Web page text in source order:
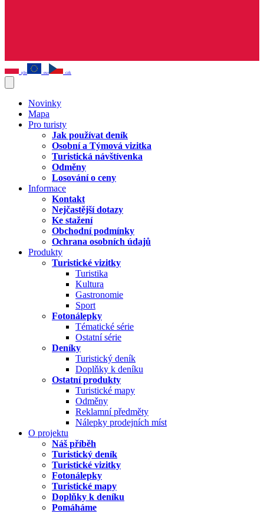
pln eur czk
Novinky
Mapa
Pro turisty
Jak používat deník
Osobní a Týmová vizitka
Turistická návštívenka
Odměny
Losování o ceny
Informace
Kontakt
Nejčastější dotazy
Ke stažení
Obchodní podmínky
Ochrana osobních údajů
Produkty
Turistické vizitky
Turistika
Kultura
Gastronomie
Sport
Fotonálepky
Tématické série
Ostatní série
Deníky
Turistický deník
Doplňky k deníku
Ostatní produkty
Turistické mapy
Odměny
Reklamní předměty
Nálepky prodejních míst
O projektu
Náš příběh
Turistický deník
Turistické vizitky
Fotonálepky
Turistické mapy
Doplňky k deníku
Pomáháme